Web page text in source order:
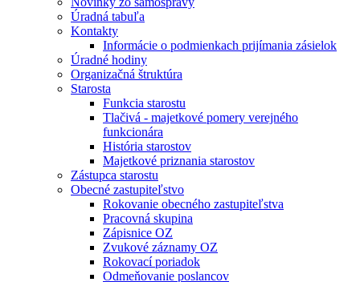
Úradná tabuľa
Kontakty
Informácie o podmienkach prijímania zásielok
Úradné hodiny
Organizačná štruktúra
Starosta
Funkcia starostu
Tlačivá - majetkové pomery verejného
funkcionára
História starostov
Majetkové priznania starostov
Zástupca starostu
Obecné zastupiteľstvo
Rokovanie obecného zastupiteľstva
Pracovná skupina
Zápisnice OZ
Zvukové záznamy OZ
Rokovací poriadok
Odmeňovanie poslancov